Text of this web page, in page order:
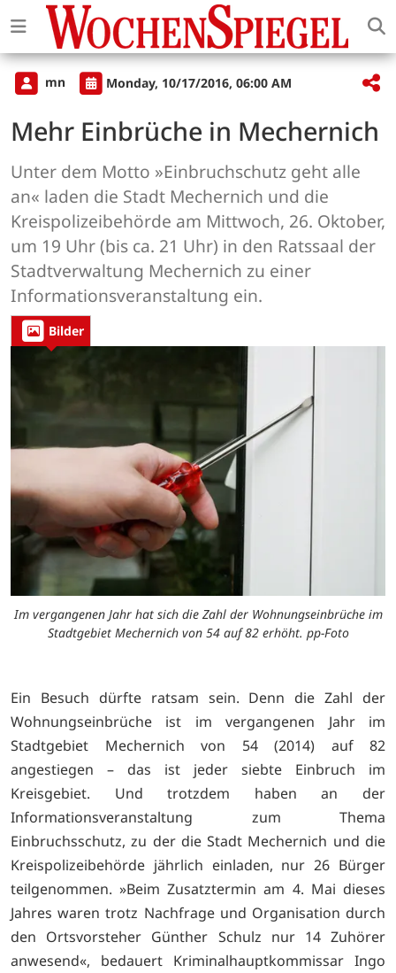
mn Monday, 10/17/2016, 06:00 AM
Mehr Einbrüche in Mechernich
Unter dem Motto »Einbruchschutz geht alle
an« laden die Stadt Mechernich und die
Kreispolizeibehörde am Mittwoch, 26. Oktober,
um 19 Uhr (bis ca. 21 Uhr) in den Ratssaal der
Stadtverwaltung Mechernich zu einer
Informationsveranstaltung ein.
Bilder
Im vergangenen Jahr hat sich die Zahl der Wohnungseinbrüche im
Stadtgebiet Mechernich von 54 auf 82 erhöht. pp-Foto
Ein Besuch dürfte ratsam sein. Denn die Zahl der
Wohnungseinbrüche ist im vergangenen Jahr im
Stadtgebiet Mechernich von 54 (2014) auf 82
angestiegen – das ist jeder siebte Einbruch im
Kreisgebiet. Und trotzdem haben an der
Informationsveranstaltung zum Thema
Einbruchsschutz, zu der die Stadt Mechernich und die
Kreispolizeibehörde jährlich einladen, nur 26 Bürger
teilgenommen. »Beim Zusatztermin am 4. Mai dieses
Jahres waren trotz Nachfrage und Organisation durch
den Ortsvorsteher Günther Schulz nur 14 Zuhörer
anwesend«, bedauert Kriminalhauptkommissar Ingo